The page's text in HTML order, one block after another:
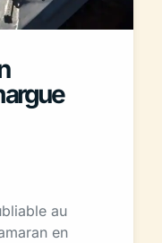
au
en